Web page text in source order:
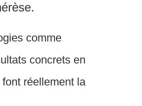
comme
concrets en
réellement la